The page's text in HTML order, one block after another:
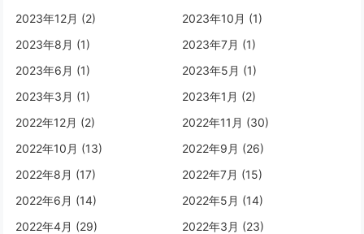
2023年12月 (2)
2023年10月 (1)
2023年8月 (1)
2023年7月 (1)
2023年6月 (1)
2023年5月 (1)
2023年3月 (1)
2023年1月 (2)
2022年12月 (2)
2022年11月 (30)
2022年10月 (13)
2022年9月 (26)
2022年8月 (17)
2022年7月 (15)
2022年6月 (14)
2022年5月 (14)
2022年4月 (29)
2022年3月 (23)